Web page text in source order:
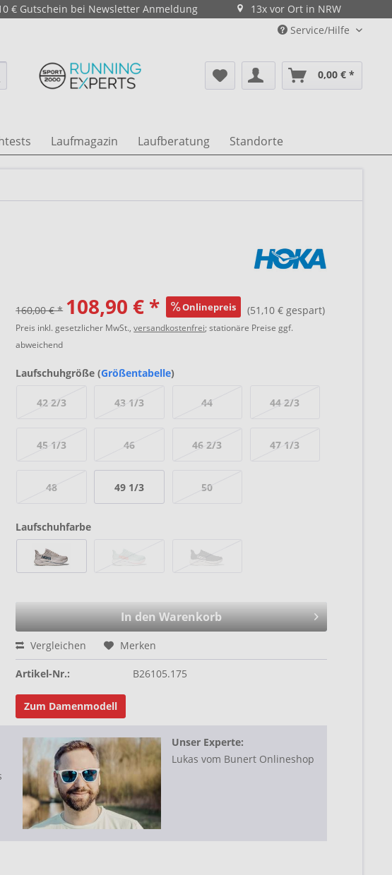
€ Gutschein bei Newsletter Anmeldung
13x vor Ort in NRW
Service/Hilfe
0,00 € *
Laufmagazin Laufberatung Standorte
160,00 € * 108,90 € * Onlinepreis (51,10 € gespart)
Preis inkl. gesetzlicher MwSt.,versandkostenfrei; stationäre Preise ggf.
abweichend
Laufschuhgröße (Größentabelle)
42 2/3 43 1/3 44 44 2/3
45 1/3 46 46 2/3 47 1/3
48 49 1/3 50
Laufschuhfarbe
In den Warenkorb
Vergleichen Merken
Artikel-Nr.: B26105.175
Zum Damenmodell
Unser Experte:
Lukas vom Bunert Onlineshop